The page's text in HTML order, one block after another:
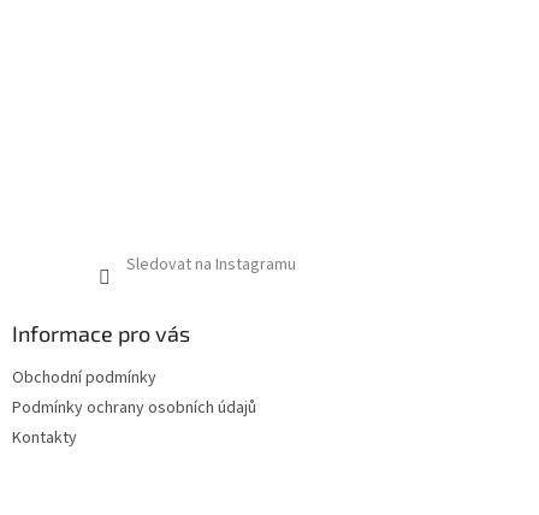
Sledovat na Instagramu
Informace pro vás
Obchodní podmínky
Podmínky ochrany osobních údajů
Kontakty